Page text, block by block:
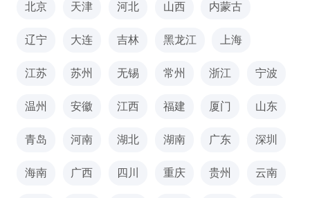
北京 天津 河北 山西 内蒙古
辽宁 大连 吉林 黑龙江 上海
江苏 苏州 无锡 常州 浙江 宁波
温州 安徽 江西 福建 厦门 山东
青岛 河南 湖北 湖南 广东 深圳
海南 广西 四川 重庆 贵州 云南